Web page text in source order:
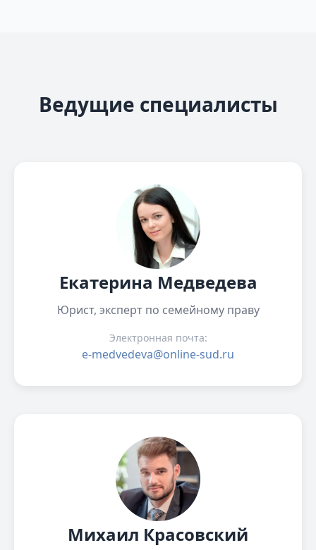
Ведущие специалисты
Екатерина Медведева
Юрист, эксперт по семейному праву
Электронная почта:
e-medvedeva@online-sud.ru
Михаил Красовский